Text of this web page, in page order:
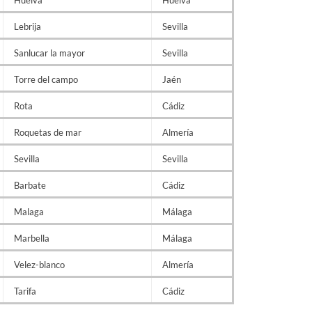
Lebrija Sevilla
Sanlucar la mayor Sevilla
Torre del campo Jaén
Rota Cádiz
Roquetas de mar Almería
Sevilla Sevilla
Barbate Cádiz
Malaga Málaga
Marbella Málaga
Velez-blanco Almería
Tarifa Cádiz